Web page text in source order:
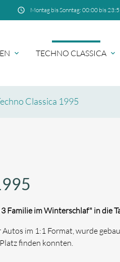
schedule Montag bis Sonntag: 00:00 bis
TECHNO CLASSICA
Classica 1995
Familie im Winterschlaf" in die
im 1:1 Format, wurde
finden konnten.